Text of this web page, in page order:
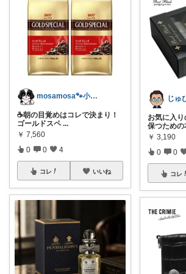
mosamosa🐾小さめバッグの日々✨
☕️朝の目覚めはコレで決まり！
ゴールドスペ ...
￥ 7,560
0 0 4
コレ いいね
お気に入り
保つための
￥ 3,190
0 0
コレ